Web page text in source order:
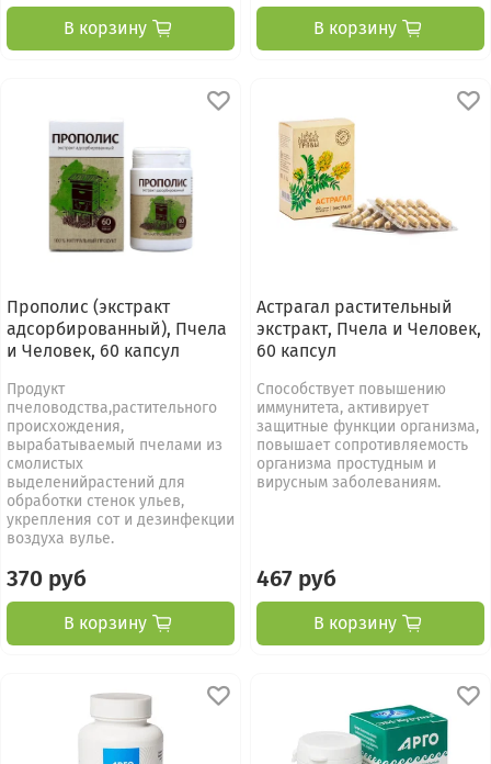
В корзину В корзину
Прополис (экстракт
адсорбированный), Пчела
и Человек, 60 капсул
Продукт
пчеловодства,растительного
происхождения,
вырабатываемый пчелами из
смолистых
выделенийрастений для
обработки стенок ульев,
укрепления сот и дезинфекции
воздуха вулье.
370 руб
В корзину
Астрагал растительный
экстракт, Пчела и Человек,
60 капсул
Способствует повышению
иммунитета, активирует
защитные функции организма,
повышает сопротивляемость
организма простудным и
вирусным заболеваниям.
467 руб
В корзину